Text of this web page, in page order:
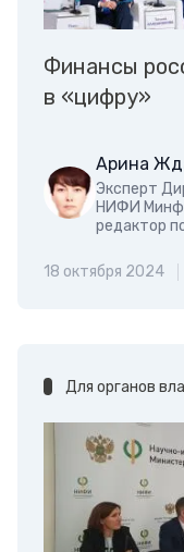
Финансы
в «цифру»
Арина
Эксперт
НИФИ
редактор
18 октября 2024
Для органов